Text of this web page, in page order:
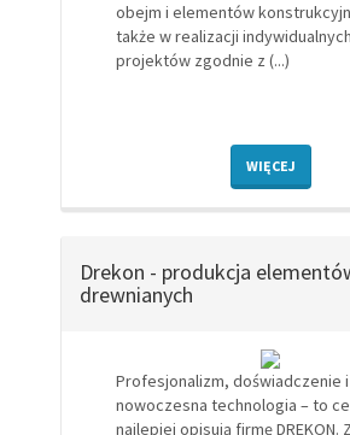
obejm i elementów
także w realizacji indywidualnych
projektów zgodnie z (...)
WIĘCEJ
Drekon - produkcja
drewnianych
Profesjonalizm, doświadczenie i
nowoczesna technologia – to
najlepiej opisują firmę DREKON.